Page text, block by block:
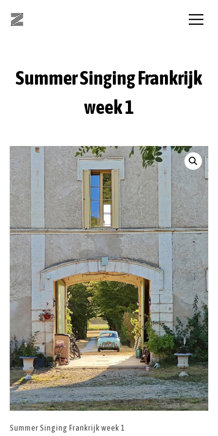
Summer Singing Frankrijk
week 1
Summer Singing Frankrijk week 1